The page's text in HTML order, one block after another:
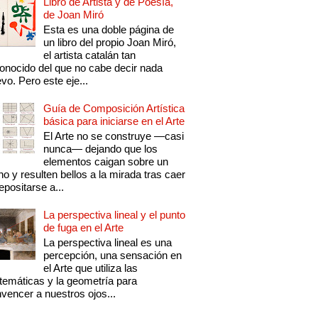
de Joan Miró
Esta es una doble página de
un libro del propio Joan Miró,
el artista catalán tan
del que no cabe decir nada
Pero este eje...
Guía de Composición Artística
básica para iniciarse en el Arte
El Arte no se construye —casi
nunca— dejando que los
elementos caigan sobre un
y resulten bellos a la mirada tras caer
a...
La perspectiva lineal y el punto
de fuga en el Arte
La perspectiva lineal es una
percepción, una sensación en
el Arte que utiliza las
y la geometría para
a nuestros ojos...